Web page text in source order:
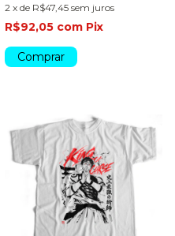
2 x de R$47,45 sem juros
R$92,05 com Pix
Comprar